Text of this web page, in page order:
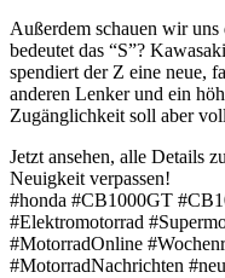
Außerdem schauen wir
bedeutet das “S”?
spendiert der Z eine neue,
anderen Lenker und ein
Zugänglichkeit soll aber
Jetzt ansehen, alle Details
Neuigkeit verpassen!
#honda #CB1000GT
#Elektromotorrad
#MotorradOnline
#MotorradNachrichten